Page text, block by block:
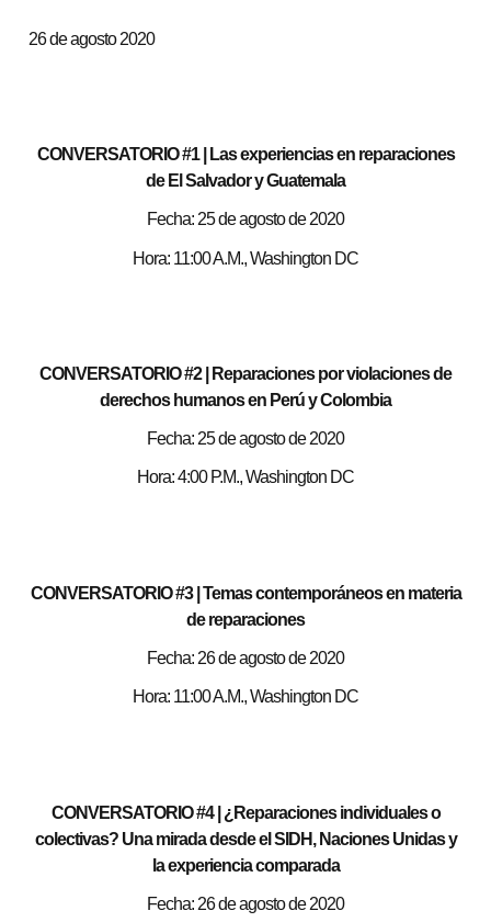
26 de agosto 2020
CONVERSATORIO #1 | Las experiencias en reparaciones
de El Salvador y Guatemala
Fecha: 25 de agosto de 2020
Hora: 11:00 A.M., Washington DC
CONVERSATORIO #2
| Reparaciones por violaciones de
derechos humanos en Perú y Colombia
Fecha: 25 de agosto de 2020
Hora: 4:00 P.M., Washington DC
CONVERSATORIO #3| Temas contemporáneos en materia
de reparaciones
Fecha: 26 de agosto de 2020
Hora: 11:00 A.M., Washington DC
CONVERSATORIO #4| ¿Reparaciones individuales o
colectivas? Una mirada desde el SIDH, Naciones Unidas y
la experiencia comparada
Fecha: 26 de agosto de 2020